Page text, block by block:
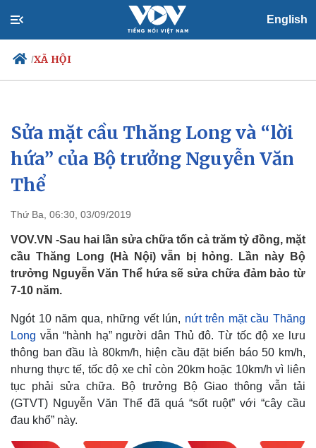
English
/XÃ HỘI
Chính trị
Đảng
Tổ chức nhân sự
Quốc hội
Xã hội
Tin 24h
Dự báo thời tiết
Sửa mặt cầu Thăng Long và “lời
hứa” của Bộ trưởng Nguyễn Văn
Thể
Thứ Ba, 06:30, 03/09/2019
VOV.VN -Sau hai lần sửa chữa tốn cả trăm tỷ đồng, mặt
cầu Thăng Long (Hà Nội) vẫn bị hỏng. Lần này Bộ
trưởng Nguyễn Văn Thể hứa sẽ sửa chữa đảm bảo từ
7-10 năm.
Ngót 10 năm qua, những vết lún, nứt trên mặt cầu Thăng
Long vẫn “hành hạ” người dân Thủ đô. Từ tốc độ xe lưu
thông ban đầu là 80km/h, hiện cầu đặt biển báo 50 km/h,
nhưng thực tế, tốc độ xe chỉ còn 20km hoặc 10km/h vì liên
tục phải sửa chữa. Bộ trưởng Bộ Giao thông vẫn tải
(GTVT) Nguyễn Văn Thể đã quá “sốt ruột” với “cây cầu
đau khổ” này.